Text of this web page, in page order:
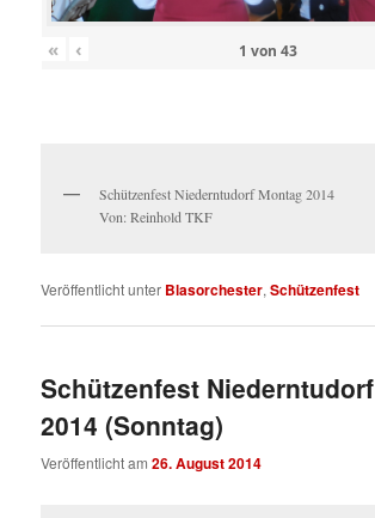
« ‹ 1 von 43
Schützenfest Niederntudorf Montag 2014
Von: Reinhold TKF
Veröffentlicht unter Blasorchester,Schützenfest
Schützenfest Niederntudorf
2014 (Sonntag)
Veröffentlicht am26. August 2014